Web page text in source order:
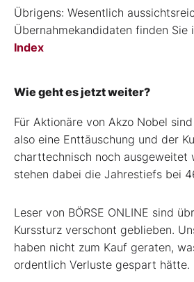
Übrigens: Wesentlich
Übernahmekandidaten finden Sie
Index
Wie geht es jetzt weiter?
Für Aktionäre von Akzo Nobel
also eine Enttäuschung und der
charttechnisch noch ausgeweitet
stehen dabei die Jahrestiefs bei
Leser von BÖRSE ONLINE sind
Kurssturz verschont geblieben.
haben nicht zum Kauf geraten,
ordentlich Verluste gespart hätte.